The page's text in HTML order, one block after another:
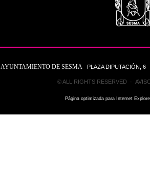
AYUNTAMIENTO DE SESMA PLAZA DIPUTACIÓN, 6
© ALL RIGHTS RESERVED ·
Página optimizada para Internet